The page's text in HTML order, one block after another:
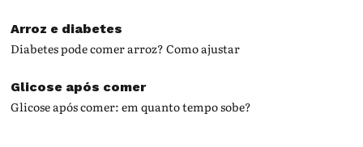
Arroz e diabetes
Diabetes pode comer arroz? Como ajustar
Glicose após comer
Glicose após comer: em quanto tempo sobe?